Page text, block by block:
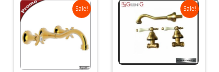
Sale! Sale!